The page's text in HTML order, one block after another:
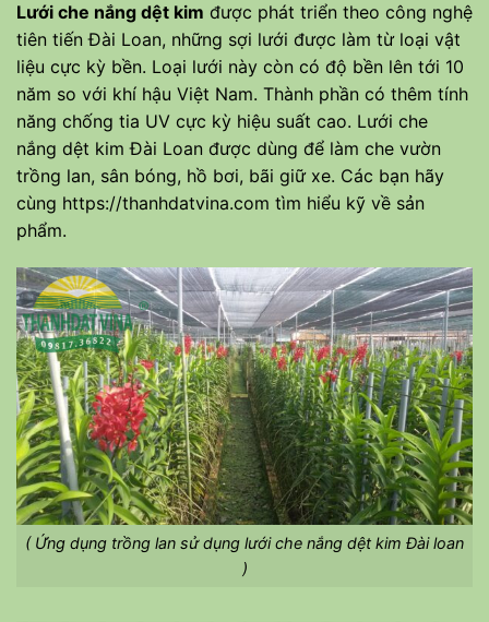
Lưới che nắng dệt kim được phát triển theo công nghệ
tiên tiến Đài Loan, những sợi lưới được làm từ loại vật
liệu cực kỳ bền. Loại lưới này còn có độ bền lên tới 10
năm so với khí hậu Việt Nam. Thành phần có thêm tính
năng chống tia UV cực kỳ hiệu suất cao. Lưới che
nắng dệt kim Đài Loan được dùng để làm che vườn
trồng lan, sân bóng, hồ bơi, bãi giữ xe. Các bạn hãy
cùng https://thanhdatvina.com tìm hiểu kỹ về sản
phẩm.
( Ứng dụng trồng lan sử dụng lưới che nắng dệt kim Đài loan
)